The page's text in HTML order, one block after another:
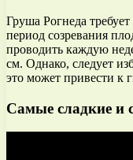
Груша Рогнеда
период созревания
проводить каждую
см. Однако, следует
это может привести к
Самые сладкие и